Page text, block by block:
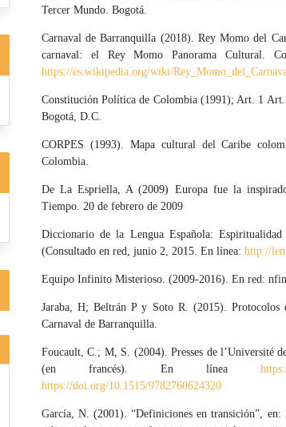
Tercer Mundo. Bogotá.
Carnaval de Barranquilla (2018). Rey Momo del
carnaval: el Rey Momo Panorama Cultural.
https://es.wikipedia.org/wiki/
Constitución Política de Colombia (1991); Art. 1
Bogotá, D.C.
CORPES (1993). Mapa cultural del Caribe
Colombia.
De La Espriella, A (2009) Europa fue la
Tiempo. 20 de febrero de 2009
Diccionario de la Lengua Española: Espiritualidad
(Consultado en red, junio 2, 2015. En línea: http://
Equipo Infinito Misterioso. (2009-2016). En red:
Jaraba, H; Beltrán P y Soto R. (2015). Protocolos
Carnaval de Barranquilla.
Foucault, C.; M, S. (2004). Presses de l’Université
(en francés). En línea
https://doi.org/10.1515/9782760624320
García, N. (2001). “Definiciones en transición”,